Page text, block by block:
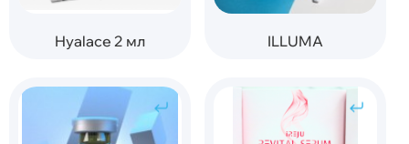
Hyalace 2 мл ILLUMA